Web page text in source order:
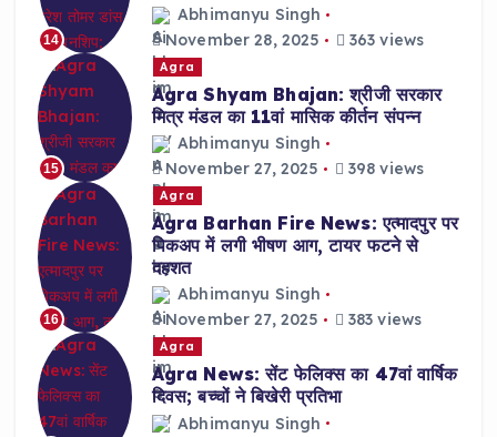
14
Abhimanyu Singh
November 28, 2025
363 views
15
Agra
Agra Shyam Bhajan: श्रीजी सरकार
मित्र मंडल का 11वां मासिक कीर्तन संपन्न
Abhimanyu Singh
November 27, 2025
398 views
16
Agra
Agra Barhan Fire News: एत्मादपुर पर
पिकअप में लगी भीषण आग, टायर फटने से
दहशत
Abhimanyu Singh
November 27, 2025
383 views
Agra
Agra News: सेंट फेलिक्स का 47वां वार्षिक
दिवस; बच्चों ने बिखेरी प्रतिभा
Abhimanyu Singh